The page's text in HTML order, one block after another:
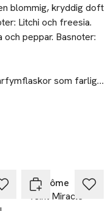
blommig, kryddig doft
Litchi och freesia.
peppar. Basnoter:
som farligt
TILLS DEN HAR
Lancôme
Teint Miracle